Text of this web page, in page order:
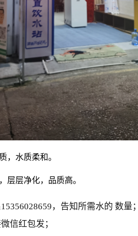
，水质柔和。
层层净化，品质高。
，告知所需水的 数量；
信红包发；